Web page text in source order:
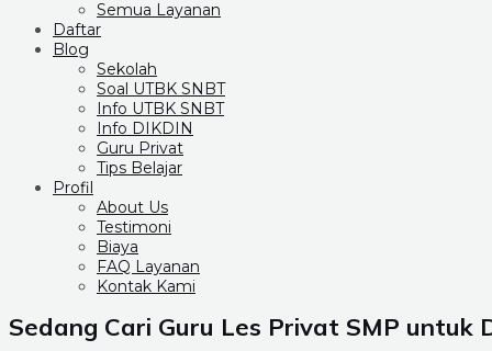
Semua Layanan
Daftar
Blog
Sekolah
Soal UTBK SNBT
Info UTBK SNBT
Info DIKDIN
Guru Privat
Tips Belajar
Profil
About Us
Testimoni
Biaya
FAQ Layanan
Kontak Kami
Sedang Cari Guru Les Privat SMP untuk